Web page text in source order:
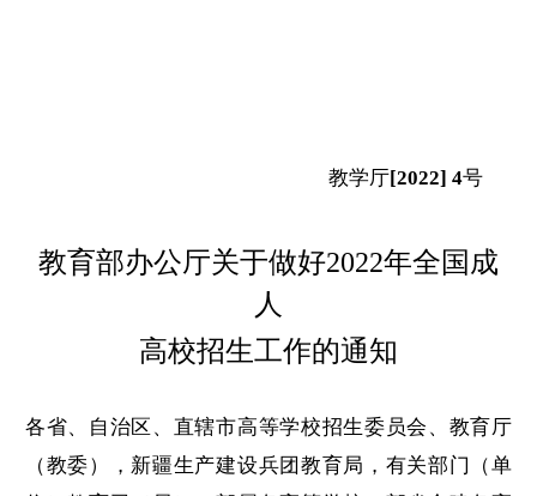
教学厅[2022]4号
教育部办公厅关于做好2022年全国成
人
高校招生工作的通知
各省、自治区、直辖市高等学校招生委员会、教育厅
（教委）， 新疆生产建设兵团教育局，有关部门（单